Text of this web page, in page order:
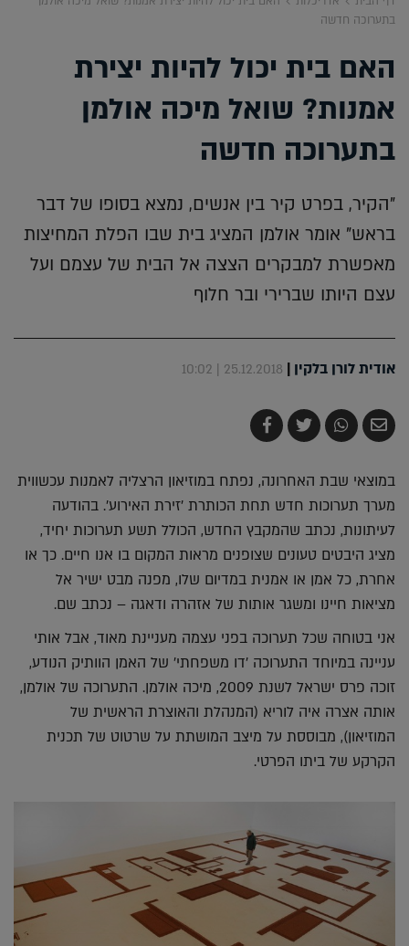
בתערוכה חדשה
האם בית יכול להיות יצירת
אמנות? שואל מיכה אולמן
בתערוכה חדשה
"הקיר, בפרט קיר בין אנשים, נמצא בסופו של דבר
בראש" אומר אולמן המציג בית שבו הפלת המחיצות
מאפשרת למבקרים הצצה אל הבית של עצמם ועל
עצם היותו שברירי ובר חלוף
אודית לורן בלקין |
25.12.2018 | 10:02
שלח
בדואר
שתף
ב-
צייץ
ב-
שתף
ב-
במוצאי שבת האחרונה, נפתח במוזיאון הרצליה לאמנות עכשווית
מערך תערוכות חדש תחת הכותרת 'זירת האירוע'. בהודעה
לעיתונות, נכתב שהמקבץ החדש, הכולל תשע תערוכות יחיד,
מציג היבטים טעונים שצופנים מראות המקום בו אנו חיים. כך או
אחרת, כל אמן או אמנית במדיום שלו, מפנה מבט ישיר אל
מציאות חיינו ומשגר אותות של אזהרה ודאגה – נכתב שם.
אני בטוחה שכל תערוכה בפני עצמה מעניינת מאוד, אבל אותי
עניינה במיוחד התערוכה 'דו משפחתי' של האמן הוותיק הנודע,
זוכה פרס ישראל לשנת 2009, מיכה אולמן. התערוכה של אולמן,
אותה אצרה איה לוריא (המנהלת והאוצרת הראשית של
המוזיאון), מבוססת על מיצב המושתת על שרטוט של תכנית
הקרקע של ביתו הפרטי.